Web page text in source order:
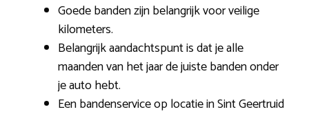
Goede banden zijn belangrijk voor veilige
kilometers.
Belangrijk aandachtspunt is dat je alle
maanden van het jaar de juiste banden onder
je auto hebt.
Een bandenservice op locatie in Sint Geertruid